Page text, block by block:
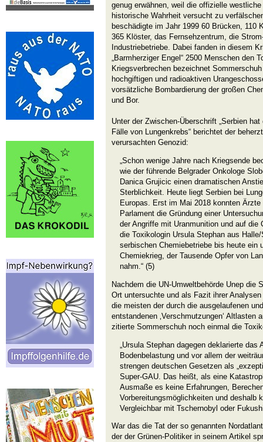
genug erwähnen, weil die offizielle
historische Wahrheit versucht zu
beschädigte im Jahr 1999 60 Brücken, 110
365 Klöster, das Fernsehzentrum, die
Industriebetriebe. Dabei fanden in diesem
„Barmherziger Engel“ 2500 Menschen den
Kriegsverbrechen bezeichnet
hochgiftigen und radioaktiven
vorsätzliche Bombardierung der großen
und Bor.
Unter der Zwischen-Überschrift „Serbien
Fälle von Lungenkrebs“ berichtet der
verursachten Genozid:
„Schon wenige Jahre nach Kriegsende
wie der führende Belgrader Onkologe
Danica Grujicic einen dramatischen
Sterblichkeit. Heute liegt Serbien bei
Europas. Erst im Mai 2018 konnten
Parlament die Gründung einer
der Angriffe mit Uranmunition und auf die
die Toxikologin Ursula Stephan aus
serbischen Chemiebetriebe bis heute ein
Chemiekrieg, der Tausende Opfer von
nahm.“ (5)
Nachdem die UN-Umweltbehörde Unep die
Ort untersuchte und als Fazit ihrer
die meisten der durch die ausgelaufenen
entstandenen ‚Verschmutzungen‘ Altlasten
zitierte Sommerschuh noch einmal die
„Ursula Stephan dagegen deklarierte
Bodenbelastung und vor allem der
strengen deutschen Gesetzen als
Super-GAU. Das heißt, als eine
Ausmaße es keine Erfahrungen,
Vorbereitungsmöglichkeiten und deshalb
Vergleichbar mit Tschernobyl oder
War das die Tat der so genannten
der der Grünen-Politiker in seinem Artikel